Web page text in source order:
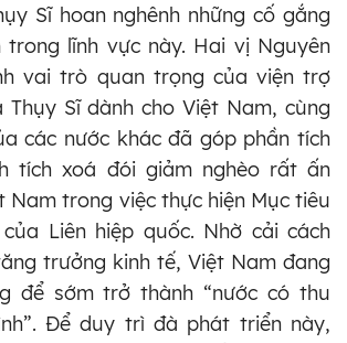
Sĩ hoan nghênh những cố gắng
lĩnh vực này. Hai vị Nguyên
vai trò quan trọng của viện trợ
Sĩ dành cho Việt Nam, cùng
các nước khác đã góp phần tích
tích xoá đói giảm nghèo rất ấn
Nam trong việc thực hiện Mục tiêu
Liên hiệp quốc. Nhờ cải cách
trưởng kinh tế, Việt Nam đang
để sớm trở thành “nước có thu
Để duy trì đà phát triển này,